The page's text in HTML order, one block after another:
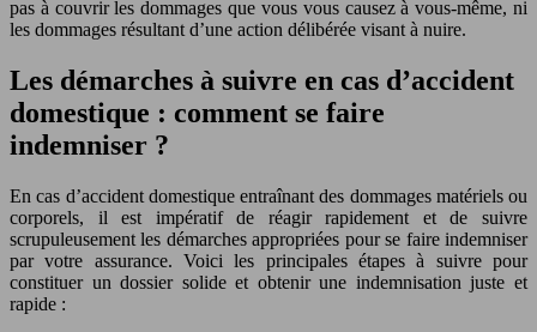
pas à couvrir les dommages que vous vous causez à vous-même, ni
les dommages résultant d’une action délibérée visant à nuire.
Les démarches à suivre en cas d’accident
domestique : comment se faire
indemniser ?
En cas d’accident domestique entraînant des dommages matériels ou
corporels, il est impératif de réagir rapidement et de suivre
scrupuleusement les démarches appropriées pour se faire indemniser
par votre assurance. Voici les principales étapes à suivre pour
constituer un dossier solide et obtenir une indemnisation juste et
rapide :